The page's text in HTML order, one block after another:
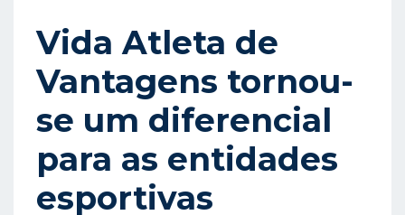
Vida Atleta de
Vantagens tornou-
se um diferencial
para as entidades
esportivas